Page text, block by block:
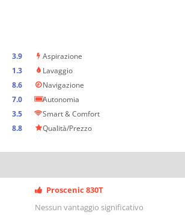
3.9
1.3
8.6
7.0
3.5
8.8
Aspirazione
Lavaggio
Navigazione
Autonomia
Smart & Comfort
Qualità/Prezzo
Proscenic 830T
Nessun vantaggio significativo